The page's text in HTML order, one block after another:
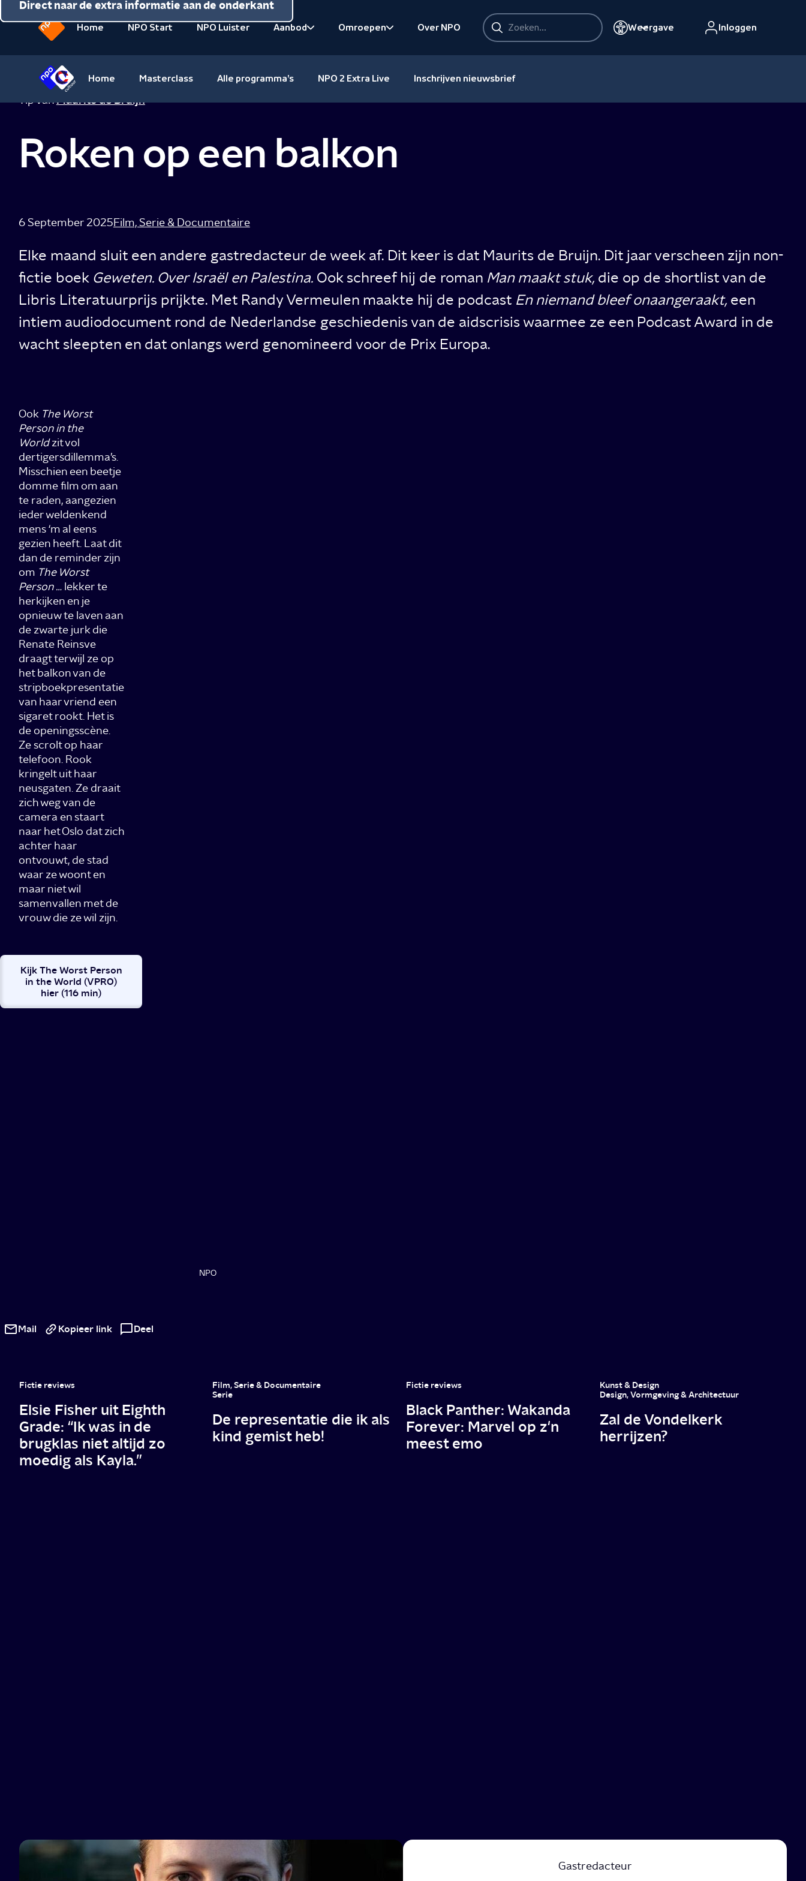
Direct naar de inhoud
Direct naar de hoofdnavigatie
Direct naar de extra informatie aan de onderkant
beginpagina
van
Home NPO Start NPO Luister
Aanbod
Omroepen
Over NPO
Zoeken
Zoeken
Weergave Inloggen
van
NPO
Cultuur
Home Masterclass Alle programma's NPO 2 Extra Live Inschrijven nieuwsbrief
Tip vanMaurits de Bruijn
Roken op een balkon
6 September 2025Film, Serie & Documentaire
Elke maand sluit een andere gastredacteur de week af. Dit keer is dat Maurits de Bruijn. Dit jaar verscheen zijn non-
fictie boek Geweten. Over Israël en Palestina. Ook schreef hij de roman Man maakt stuk, die op de shortlist van de
Libris Literatuurprijs prijkte. Met Randy Vermeulen maakte hij de podcast En niemand bleef onaangeraakt, een
intiem audiodocument rond de Nederlandse geschiedenis van de aidscrisis waarmee ze een Podcast Award in de
wacht sleepten en dat onlangs werd genomineerd voor de Prix Europa.
Ook The Worst
Person in the
Worldzit vol
dertigersdillemma’s.
Misschien een beetje
domme film om aan
te raden, aangezien
ieder weldenkend
mens ‘m al eens
gezien heeft. Laat dit
dan de reminder zijn
om The Worst
Person … lekker te
herkijken en je
opnieuw te laven aan
de zwarte jurk die
Renate Reinsve
draagt terwijl ze op
het balkon van de
stripboekpresentatie
van haar vriend een
sigaret rookt. Het is
de openingsscène.
Ze scrolt op haar
telefoon. Rook
kringelt uit haar
neusgaten. Ze draait
zich weg van de
camera en staart
naar het Oslo dat zich
achter haar
ontvouwt, de stad
waar ze woont en
maar niet wil
samenvallen met de
vrouw die ze wil zijn.
Kijk The Worst Person
in the World (VPRO)
hier (116 min)
NPO
opMail Kopieer link Deel
Fictie reviews
Elsie Fisher uit Eighth
Grade: “Ik was in de
brugklas niet altijd zo
moedig als Kayla.”
Film, Serie & Documentaire
Serie
De representatie die ik als
kind gemist heb!
Fictie reviews
Black Panther: Wakanda
Forever: Marvel op z'n
meest emo
Kunst & Design
Design, Vormgeving & Architectuur
Zal de Vondelkerk
herrijzen?
Gastredacteur